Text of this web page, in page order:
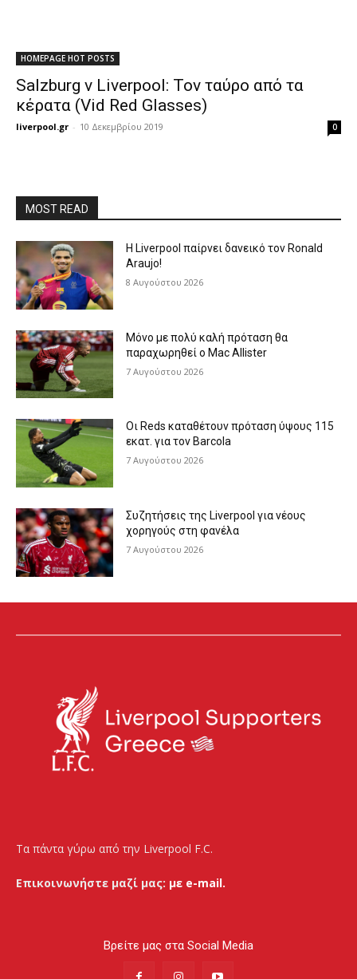
HOMEPAGE HOT POSTS
Salzburg v Liverpool: Τον ταύρο από τα
κέρατα (Vid Red Glasses)
liverpool.gr - 10 Δεκεμβρίου 2019 0
MOST READ
Η Liverpool παίρνει δανεικό τον Ronald
Araujo!
8 Αυγούστου 2026
Μόνο με πολύ καλή πρόταση θα
παραχωρηθεί ο Mac Allister
7 Αυγούστου 2026
Οι Reds καταθέτουν πρόταση ύψους 115
εκατ. για τον Barcola
7 Αυγούστου 2026
Συζητήσεις της Liverpool για νέους
χορηγούς στη φανέλα
7 Αυγούστου 2026
Τα πάντα γύρω από την Liverpool F.C.
Επικοινωνήστε μαζί μας: με e-mail.
Βρείτε μας στα Social Media